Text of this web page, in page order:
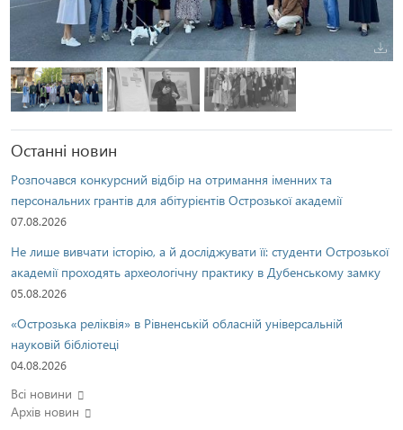
Останні новин
Розпочався конкурсний відбір на отримання іменних та
персональних грантів для абітурієнтів Острозької академії
07.08.2026
Не лише вивчати історію, а й досліджувати її: студенти Острозької
академії проходять археологічну практику в Дубенському замку
05.08.2026
«Острозька реліквія» в Рівненській обласній універсальній
науковій бібліотеці
04.08.2026
Всі новини
Архів новин